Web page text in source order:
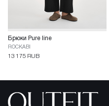
Брюки Pure line
ROCKABI
13 175 RUB